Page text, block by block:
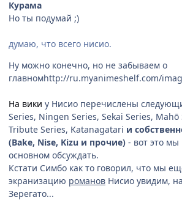
Курама
Но ты подумай ;)
думаю, что всего нисио.
Ну можно конечно, но не забываем о
главномhttp://ru.myanimeshelf.com/
На вики у Нисио перечислены
Series, Ningen Series, Sekai Series, Mahō
Tribute Series, Katanagatari и
(Bake, Nise, Kizu и прочие) - вот это мы
основном обсуждать.
Кстати Симбо как то говорил, что мы
экранизацию романов Нисио увидим,
Зерегато...